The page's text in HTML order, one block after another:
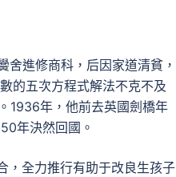
舍進修商科，后因家道清貧，
的五次方程式解法不克不及
1936年，他前去英國劍橋年
年決然回國。
，全力推行有助于改良生孩子